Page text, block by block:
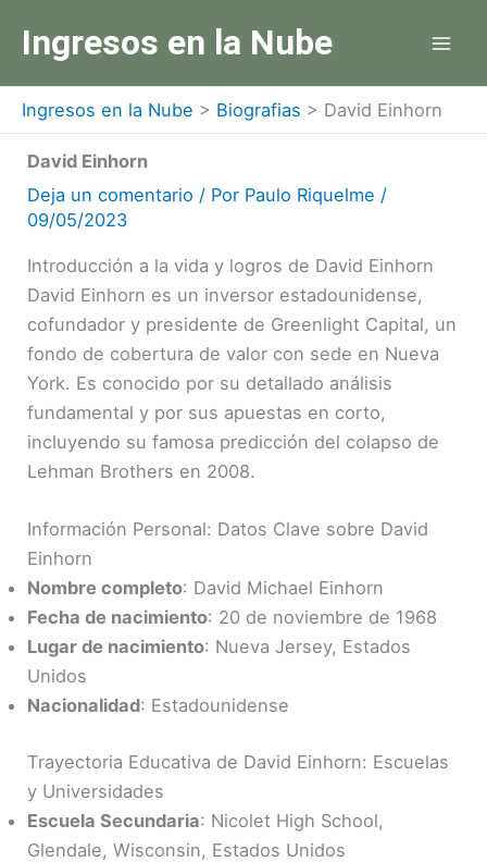
Ingresos en la Nube
Ingresos en la Nube > Biografias > David Einhorn
David Einhorn
Deja un comentario / Por Paulo Riquelme /
09/05/2023
Introducción a la vida y logros de David Einhorn
David Einhorn es un inversor estadounidense,
cofundador y presidente de Greenlight Capital, un
fondo de cobertura de valor con sede en Nueva
York. Es conocido por su detallado análisis
fundamental y por sus apuestas en corto,
incluyendo su famosa predicción del colapso de
Lehman Brothers en 2008.
Información Personal: Datos Clave sobre David
Einhorn
Nombre completo: David Michael Einhorn
Fecha de nacimiento: 20 de noviembre de 1968
Lugar de nacimiento: Nueva Jersey, Estados
Unidos
Nacionalidad: Estadounidense
Trayectoria Educativa de David Einhorn: Escuelas
y Universidades
Escuela Secundaria: Nicolet High School,
Glendale, Wisconsin, Estados Unidos